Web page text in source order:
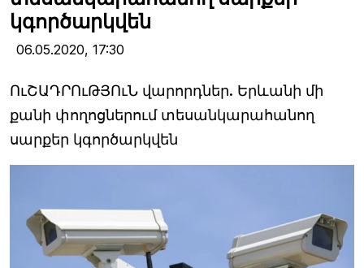
կգործարկվեն
06.05.2020, 17:30
ՈւՇԱԴՐՈւԹՅՈւՆ վարորդներ. Երևանի մի
քանի փողոցներում տեսանկարահանող
սարքեր կգործարկվեն